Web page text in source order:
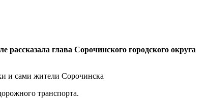
рассказала глава Сорочинского городского округа
и сами жители Сорочинска
транспорта.